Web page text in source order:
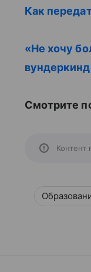
Как
«Не хочу
Смотрите
Контент